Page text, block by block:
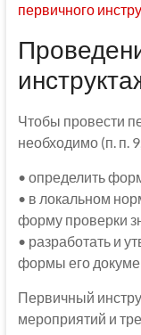
первичного
Чтобы провести
необходимо (п. п.
• определить
• в локальном
форму проверки
• разработать и
формы его
Первичный
мероприятий и